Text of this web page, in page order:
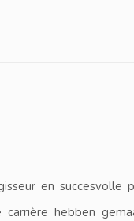
en succesvolle
hebben